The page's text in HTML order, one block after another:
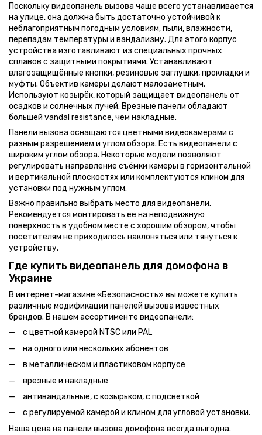
Поскольку видеопанель вызова чаще всего устанавливается
на улице, она должна быть достаточно устойчивой к
неблагоприятным погодным условиям, пыли, влажности,
перепадам температуры и вандализму. Для этого корпус
устройства изготавливают из специальных прочных
сплавов с защитными покрытиями. Устанавливают
влагозащищённые кнопки, резиновые заглушки, прокладки и
муфты. Объектив камеры делают малозаметным.
Используют козырёк, который защищает видеопанель от
осадков и солнечных лучей. Врезные панели обладают
большей vandal resistance, чем накладные.
Панели вызова оснащаются цветными видеокамерами с
разным разрешением и углом обзора. Есть видеопанели с
широким углом обзора. Некоторые модели позволяют
регулировать направление съёмки камеры в горизонтальной
и вертикальной плоскостях или комплектуются клином для
установки под нужным углом.
Важно правильно выбрать место для видеопанели.
Рекомендуется монтировать её на неподвижную
поверхность в удобном месте с хорошим обзором, чтобы
посетителям не приходилось наклоняться или тянуться к
устройству.
Где купить видеопанель для домофона в
Украине
В интернет-магазине «Безопасность» вы можете купить
различные модификации панелей вызова известных
брендов. В нашем ассортименте видеопанели:
с цветной камерой NTSC или PAL
на одного или нескольких абонентов
в металлическом и пластиковом корпусе
врезные и накладные
антивандальные, с козырьком, с подсветкой
с регулируемой камерой и клином для угловой установки.
Наша цена на панели вызова домофона всегда выгодна.